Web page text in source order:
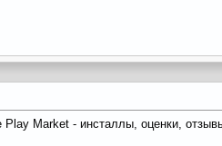
Market - инсталлы, оценки,